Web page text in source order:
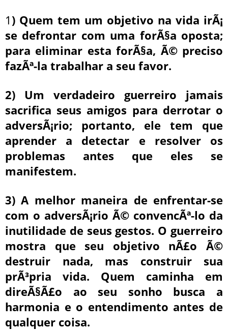
1) Quem tem um objetivo na vida irÃ¡
se defrontar com uma forÃ§a oposta;
para eliminar esta forÃ§a, Ã© preciso
fazÃª-la trabalhar a seu favor.
2) Um verdadeiro guerreiro jamais
sacrifica seus amigos para derrotar o
adversÃ¡rio; portanto, ele tem que
aprender a detectar e resolver os
problemas antes que eles se
manifestem.
3) A melhor maneira de enfrentar-se
com o adversÃ¡rio Ã© convencÃª-lo da
inutilidade de seus gestos. O guerreiro
mostra que seu objetivo nÃ£o Ã©
destruir nada, mas construir sua
prÃ³pria vida. Quem caminha em
direÃ§Ã£o ao seu sonho busca a
harmonia e o entendimento antes de
qualquer coisa.